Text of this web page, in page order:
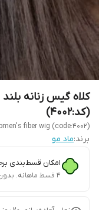
کلاه گیس زنانه
(کد:4002)
fiber wig (code:4002)
برند:ماد مو
امکان قسط‌بندی
۴ قسط ماهانه. بدون سود، چک و ضامن.